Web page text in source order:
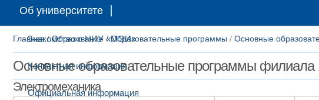
Об университете
Знакомство с НИУ «МЭИ»
Контактная информация
Официальная информация
Главная/Образование /Образовательные программы / Основные
Основные образовательные программы
Электромеханика